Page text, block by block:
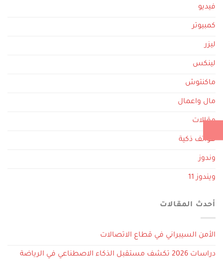
فيديو
كمبيوتر
ليزر
لينكس
ماكنتوش
مال واعمال
مقالات
هواتف ذكية
وندوز
ويندوز 11
أحدث المقالات
الأمن السيبراني في قطاع الاتصالات
دراسات 2026 تكشف مستقبل الذكاء الاصطناعي في الرياضة